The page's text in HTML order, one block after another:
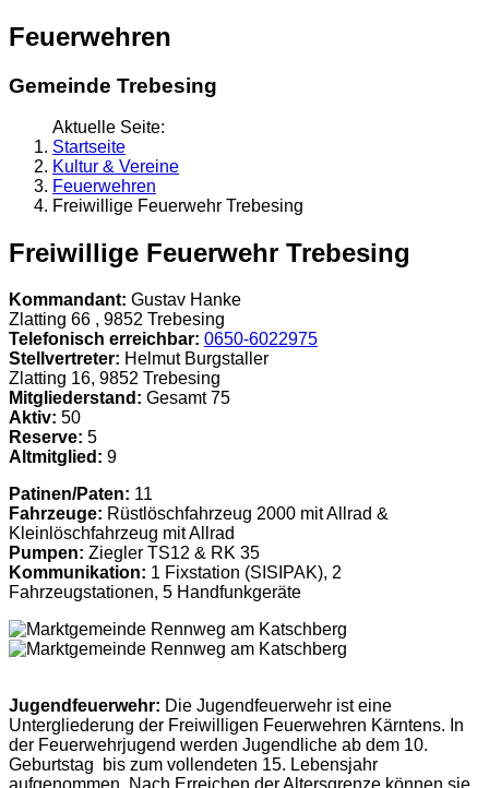
Feuerwehren
Gemeinde Trebesing
Aktuelle Seite:
Startseite
Kultur & Vereine
Feuerwehren
Freiwillige Feuerwehr Trebesing
Freiwillige Feuerwehr Trebesing
Kommandant: Gustav Hanke
Zlatting 66 , 9852 Trebesing
Telefonisch erreichbar: 0650-6022975
Stellvertreter: Helmut Burgstaller
Zlatting 16, 9852 Trebesing
Mitgliederstand: Gesamt 75
Aktiv: 50
Reserve: 5
Altmitglied: 9
Patinen/Paten: 11
Fahrzeuge: Rüstlöschfahrzeug 2000 mit Allrad &
Kleinlöschfahrzeug mit Allrad
Pumpen: Ziegler TS12 & RK 35
Kommunikation: 1 Fixstation (SISIPAK), 2
Fahrzeugstationen, 5 Handfunkgeräte
Jugendfeuerwehr: Die Jugendfeuerwehr ist eine
Untergliederung der Freiwilligen Feuerwehren Kärntens. In
der Feuerwehrjugend werden Jugendliche ab dem 10.
Geburtstag bis zum vollendeten 15. Lebensjahr